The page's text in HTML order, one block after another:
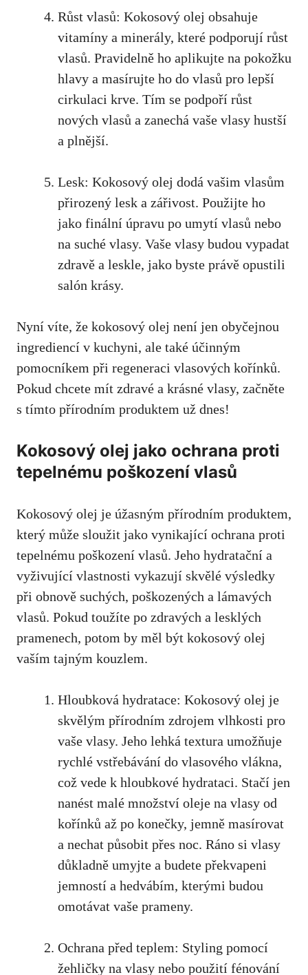
Růst vlasů: Kokosový olej obsahuje
vitamíny a minerály, které podporují růst
vlasů. Pravidelně ho aplikujte na pokožku
hlavy a masírujte ho do vlasů pro lepší
cirkulaci krve. Tím se podpoří růst
nových vlasů a zanechá vaše vlasy hustší
a plnější.
Lesk: Kokosový olej dodá vašim vlasům
přirozený lesk a zářivost. Použijte ho
jako finální úpravu po umytí vlasů nebo
na suché vlasy. Vaše vlasy budou vypadat
zdravě a leskle, jako byste právě opustili
salón krásy.
Nyní víte, že kokosový olej není jen obyčejnou
ingrediencí v kuchyni, ale také účinným
pomocníkem při regeneraci vlasových kořínků.
Pokud chcete mít zdravé a krásné vlasy, začněte
s tímto přírodním produktem už dnes!
Kokosový olej jako ochrana proti
tepelnému poškození vlasů
Kokosový olej je úžasným přírodním produktem,
který může sloužit jako vynikající ochrana proti
tepelnému poškození vlasů. Jeho hydratační a
vyživující vlastnosti vykazují skvělé výsledky
při obnově suchých, poškozených a lámavých
vlasů. Pokud toužíte po zdravých a lesklých
pramenech, potom by měl být kokosový olej
vaším tajným kouzlem.
Hloubková hydratace: Kokosový olej je
skvělým přírodním zdrojem vlhkosti pro
vaše vlasy. Jeho lehká textura umožňuje
rychlé vstřebávání do vlasového vlákna,
což vede k hloubkové hydrataci. Stačí jen
nanést malé množství oleje na vlasy od
kořínků až po konečky, jemně masírovat
a nechat působit přes noc. Ráno si vlasy
důkladně umyjte a budete překvapeni
jemností a hedvábím, kterými budou
omotávat vaše prameny.
Ochrana před teplem: Styling pomocí
žehličky na vlasy nebo použití fénování